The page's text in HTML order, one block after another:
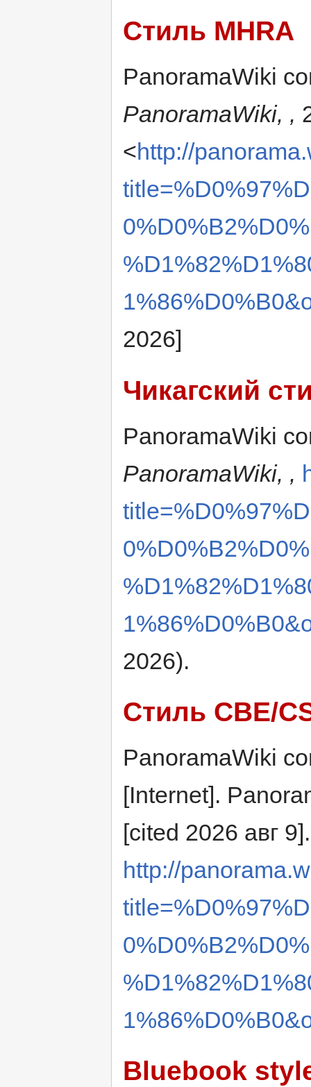
Стиль MHRA
PanoramaWiki
PanoramaWiki, ,
<http://
2026]
Чикагский
PanoramaWiki
PanoramaWiki, ,
2026).
Стиль CBE/
PanoramaWiki
[Internet].
[cited 2026 авг
http://
Bluebook